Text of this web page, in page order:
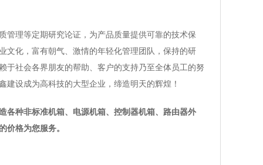
理等定期研究论证，为产品质量提供可靠的技术保
文化，富有朝气、激情的年轻化管理团队，保持的研
于社会各界朋友的帮助、客户的支持乃至全体员工的努
设成为高科技的大型企业，缔造明天的辉煌！
各种非标准机箱、电源机箱、控制器机箱、路由器外
价格为您服务。